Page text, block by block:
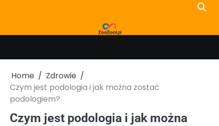
Home
Zdrowie
Czym jest podologia i jak można zostać
podologiem?
Czym jest podologia i jak można